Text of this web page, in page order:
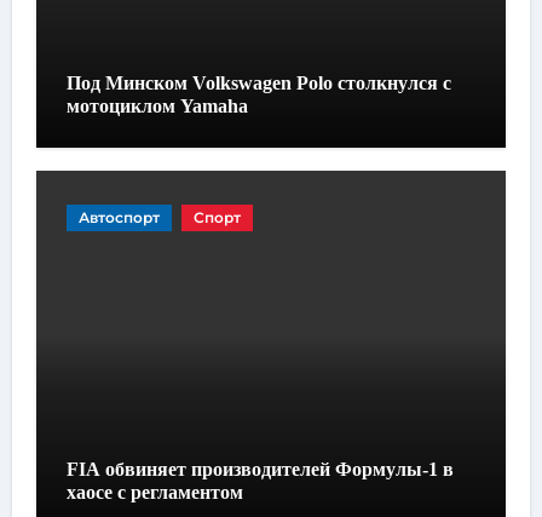
Под Минском Volkswagen Polo столкнулся с
мотоциклом Yamaha
Автоспорт Спорт
FIA обвиняет производителей Формулы-1 в
хаосе с регламентом